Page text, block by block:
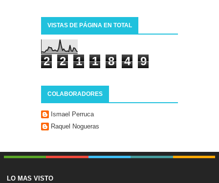
VISTAS DE PÁGINA EN TOTAL
2 2 1 1 8 4 9
COLABORADORES
Ismael Perruca
Raquel Nogueras
LO MAS VISTO